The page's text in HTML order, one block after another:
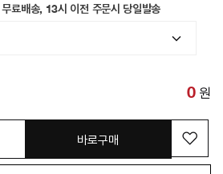
료배송, 13시 이전 주문시 당일발송
0 원
바로구매